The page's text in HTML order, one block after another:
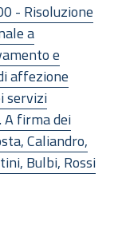
- Risoluzione
a
e
affezione
servizi
A firma dei
Caliandro,
Bulbi, Rossi